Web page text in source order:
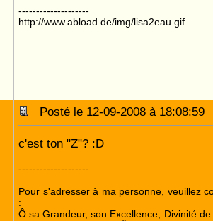
--------------------
http://www.abload.de/img/lisa2eau.gif
Posté le 12-09-2008 à
c'est ton "Z"? :D
--------------------
Pour s'adresser à ma personne, veuillez
:
Ô sa Grandeur, son Excellence, Divinité